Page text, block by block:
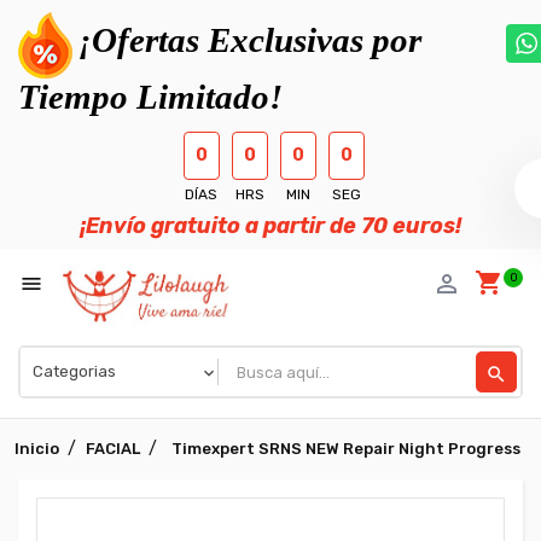
¡Ofertas Exclusivas por
Tiempo Limitado!
0
DÍAS
0
HRS
0
MIN
0
SEG
¡Envío gratuito a partir de 70 euros!
 shopping_cart 0
person_outline
search
Inicio FACIAL Timexpert SRNS NEW Repair Night Progress